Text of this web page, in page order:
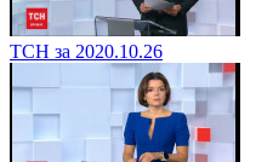
ТСН за 2020.10.26